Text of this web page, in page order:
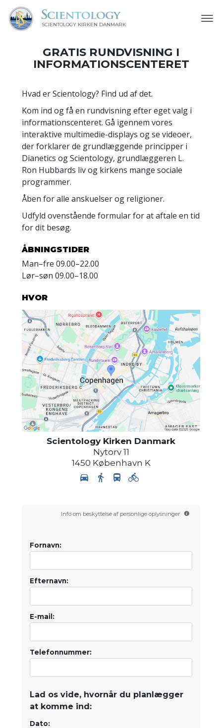
SCIENTOLOGY KIRKEN DANMARK
GRATIS RUNDVISNING I
INFORMATIONSCENTERET
Hvad er Scientology? Find ud af det.
Kom ind og få en rundvisning efter eget valg i
informationscenteret. Gå igennem vores
interaktive multimedie-displays og se videoer,
der forklarer de grundlæggende principper i
Dianetics og Scientology, grundlæggeren L.
Ron Hubbards liv og kirkens mange sociale
programmer.
Åben for alle anskuelser og religioner.
Udfyld ovenstående formular for at aftale en tid
for dit besøg.
ÅBNINGSTIDER
Man–fre 09.00–22.00
Lør–søn 09.00–18.00
HVOR
Scientology Kirken Danmark
Nytorv 11
1450 København K
Info om beskyttelse af personlige oplysninger
Fornavn:
Efternavn:
E-mail:
Telefonnummer:
Lad os vide, hvornår du planlægger
at komme ind:
Dato: